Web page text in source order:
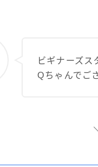
ビギナーズス
Qちゃんでご